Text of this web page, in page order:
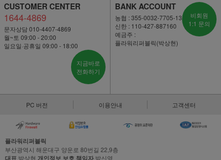
CUSTOMER CENTER
1644-4869
문자상담 010-4407-4869
월~토 09:00 - 20:00
일요일·공휴일 09:00 - 18:00
지금바로
전화하기
BANK ACCOUNT
농협 : 355-0032-7705-13
신한 : 110-427-887160
예금주 :
플라워리퍼블릭(박상현)
비회원
1:1 문의
PC 버전 이용안내 고객센터
플라워리퍼블릭
부산광역시 해운대구 양운로 80번길 22,9층
대표 박상현 개인정보 보호 책임자 박신영